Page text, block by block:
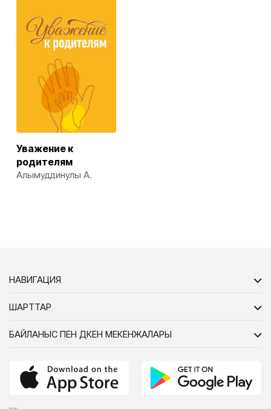
Уважение к
родителям
Алымуддинулы А.
НАВИГАЦИЯ
ШАРТТАР
БАЙЛАНЫС ПЕН ДҮКЕН МЕКЕНЖАЛАРЫ